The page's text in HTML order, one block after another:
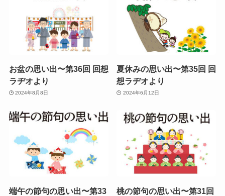
お盆の思い出〜第36回 回想
ラヂオより
2024年8月8日
夏休みの思い出〜第35回 回
想ラヂオより
2024年6月12日
端午の節句の思い出〜第33
桃の節句の思い出〜第31回